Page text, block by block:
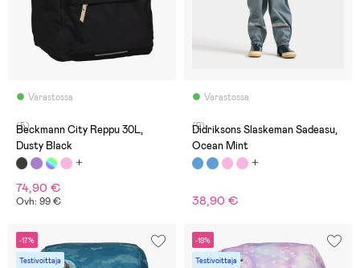
Varastossa
(5)
Beckmann City Reppu 30L,
Dusty Black
74,90 €
Ovh: 99 €
Varastossa
(2)
Didriksons Slaskeman Sadeasu,
Ocean Mint
38,90 €
-17%
Testivoittaja
-19%
Testivoittaja